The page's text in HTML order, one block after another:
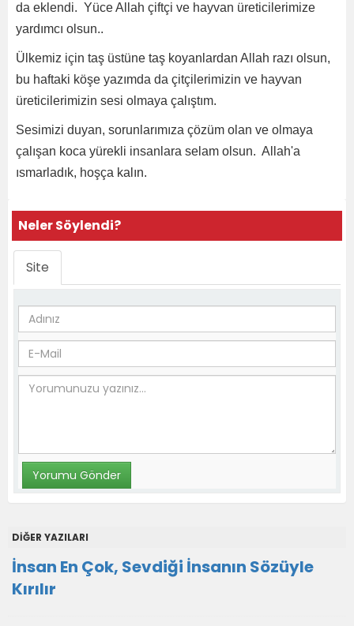
da eklendi. Yüce Allah çiftçi ve hayvan üreticilerimize
yardımcı olsun..
Ülkemiz için taş üstüne taş koyanlardan Allah razı olsun,
bu haftaki köşe yazımda da çitçilerimizin ve hayvan
üreticilerimizin sesi olmaya çalıştım.
Sesimizi duyan, sorunlarımıza çözüm olan ve olmaya
çalışan koca yürekli insanlara selam olsun. Allah'a
ısmarladık, hoşça kalın.
Neler Söylendi?
Site
DİĞER YAZILARI
İnsan En Çok, Sevdiği İnsanın Sözüyle
Kırılır